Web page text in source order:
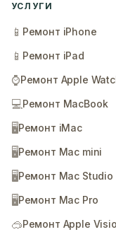
УСЛУГИ
📱 Ремонт iPhone
📱 Ремонт iPad
⌚Ремонт Apple
💻Ремонт MacBook
🖥️Ремонт iMac
🖥️Ремонт Mac mini
🖥️Ремонт Mac Studio
🖥️Ремонт Mac Pro
🥽Ремонт Apple